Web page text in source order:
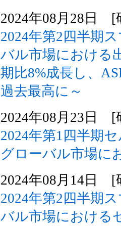
2024年08月28日 [
2024年第2四半期
バル市場における
期比8%成長し、
過去最高に～
2024年08月23日 [
2024年第1四半期
グローバル市場に
2024年08月14日 [
2024年第2四半期
バル市場における